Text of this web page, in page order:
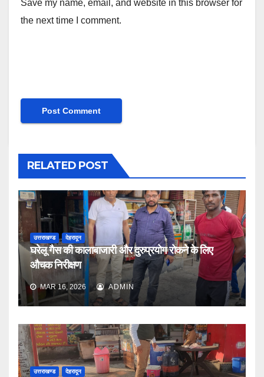
Save my name, email, and website in this browser for
the next time I comment.
RELATED POST
उत्तराखण्ड देहरादून
घरेलू गैस की कालाबाजारी और दुरुप्रयोग रोकने के लिए
औचक निरीक्षण
MAR 16, 2026 ADMIN
उत्तराखण्ड देहरादून